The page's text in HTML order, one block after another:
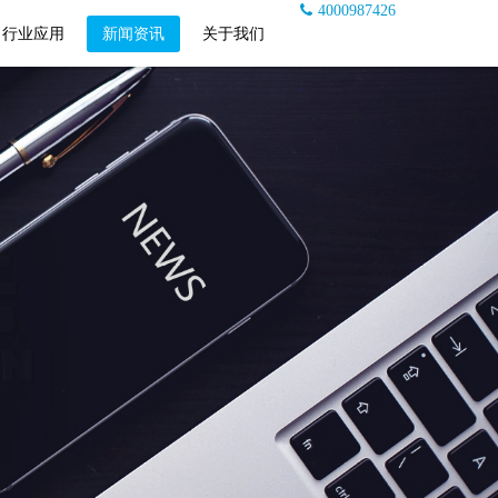
4000987426
行业应用
新闻资讯 关于我们